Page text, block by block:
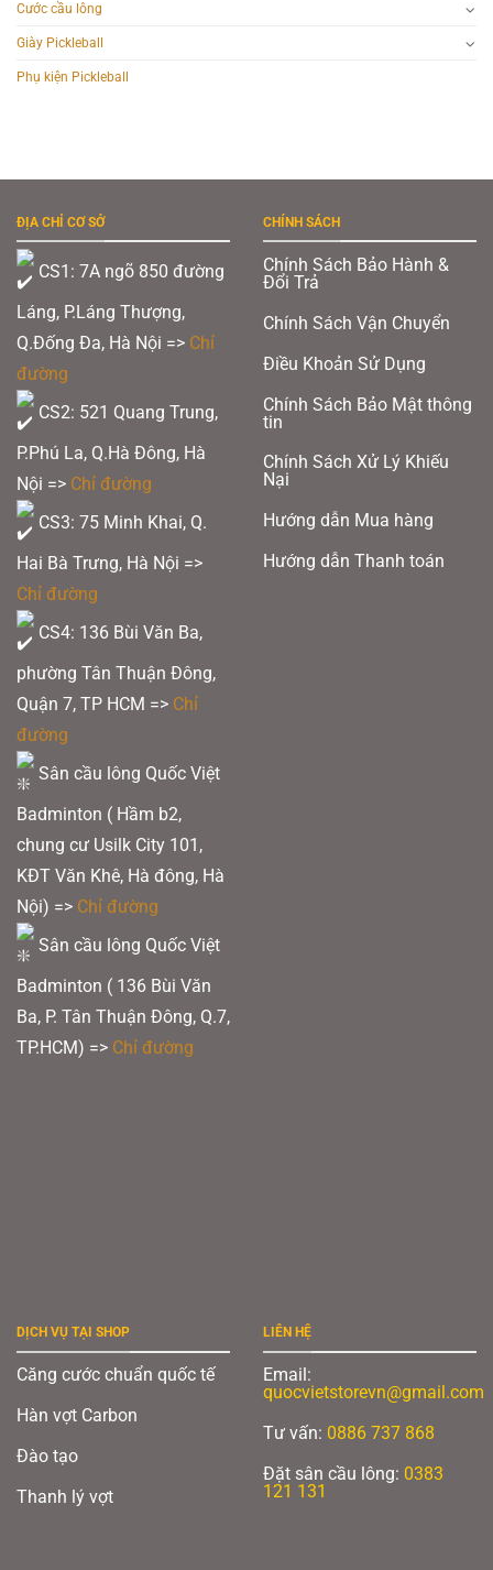
Cước cầu lông
Giày Pickleball
Phụ kiện Pickleball
ĐỊA CHỈ CƠ SỞ
CS1: 7A ngõ 850 đường
Láng, P.Láng Thượng,
Q.Đống Đa, Hà Nội => Chỉ
đường
CS2: 521 Quang Trung,
P.Phú La, Q.Hà Đông, Hà
Nội => Chỉ đường
CS3: 75 Minh Khai, Q.
Hai Bà Trưng, Hà Nội =>
Chỉ đường
CS4: 136 Bùi Văn Ba,
phường Tân Thuận Đông,
Quận 7, TP HCM => Chỉ
đường
Sân cầu lông Quốc Việt
Badminton ( Hầm b2,
chung cư Usilk City 101,
KĐT Văn Khê, Hà đông, Hà
Nội) => Chỉ đường
Sân cầu lông Quốc Việt
Badminton ( 136 Bùi Văn
Ba, P. Tân Thuận Đông, Q.7,
TP.HCM) => Chỉ đường
CHÍNH SÁCH
Chính Sách Bảo Hành &
Đổi Trả
Chính Sách Vận Chuyển
Điều Khoản Sử Dụng
Chính Sách Bảo Mật thông
tin
Chính Sách Xử Lý Khiếu
Nại
Hướng dẫn Mua hàng
Hướng dẫn Thanh toán
DỊCH VỤ TẠI SHOP
Căng cước chuẩn quốc tế
Hàn vợt Carbon
Đào tạo
Thanh lý vợt
LIÊN HỆ
Email:
quocvietstorevn@gmail.com
Tư vấn: 0886 737 868
Đặt sân cầu lông: 0383
121 131